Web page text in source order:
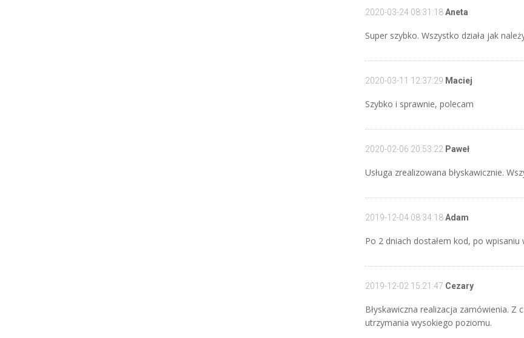
2020-03-24 08:31:18Aneta
Super szybko. Wszystko działa jak
2020-03-11 12:37:29 Maciej
Szybko i sprawnie, polecam
2020-02-06 20:53:22 Paweł
Usługa zrealizowana błyskawicznie.
2019-12-04 08:34:18Adam
Po 2 dniach dostałem kod, po wpisaniu
2019-12-02 15:21:47 Cezary
Błyskawiczna realizacja zamówienia.
utrzymania wysokiego poziomu.